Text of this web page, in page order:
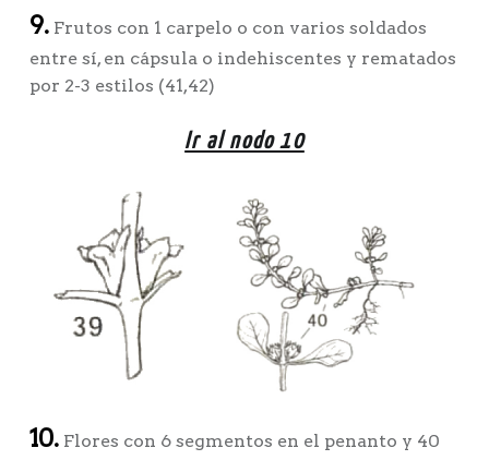
9.Frutos con 1 carpelo o con varios soldados
entre sí, en cápsula o indehiscentes y rematados
por 2-3 estilos (41,42)
Ir al nodo 10
10.Flores con 6 segmentos en el penanto y 40